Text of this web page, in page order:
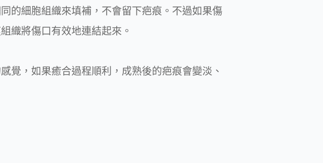
的細胞組織來填補，不會留下疤痕。不過如果傷
織將傷口有效地連結起來。
覺，如果癒合過程順利，成熟後的疤痕會變淡、